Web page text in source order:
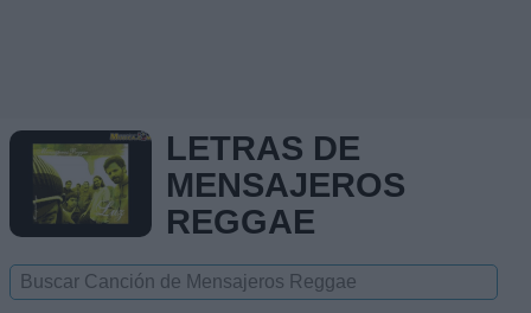
LETRAS DE
MENSAJEROS
REGGAE